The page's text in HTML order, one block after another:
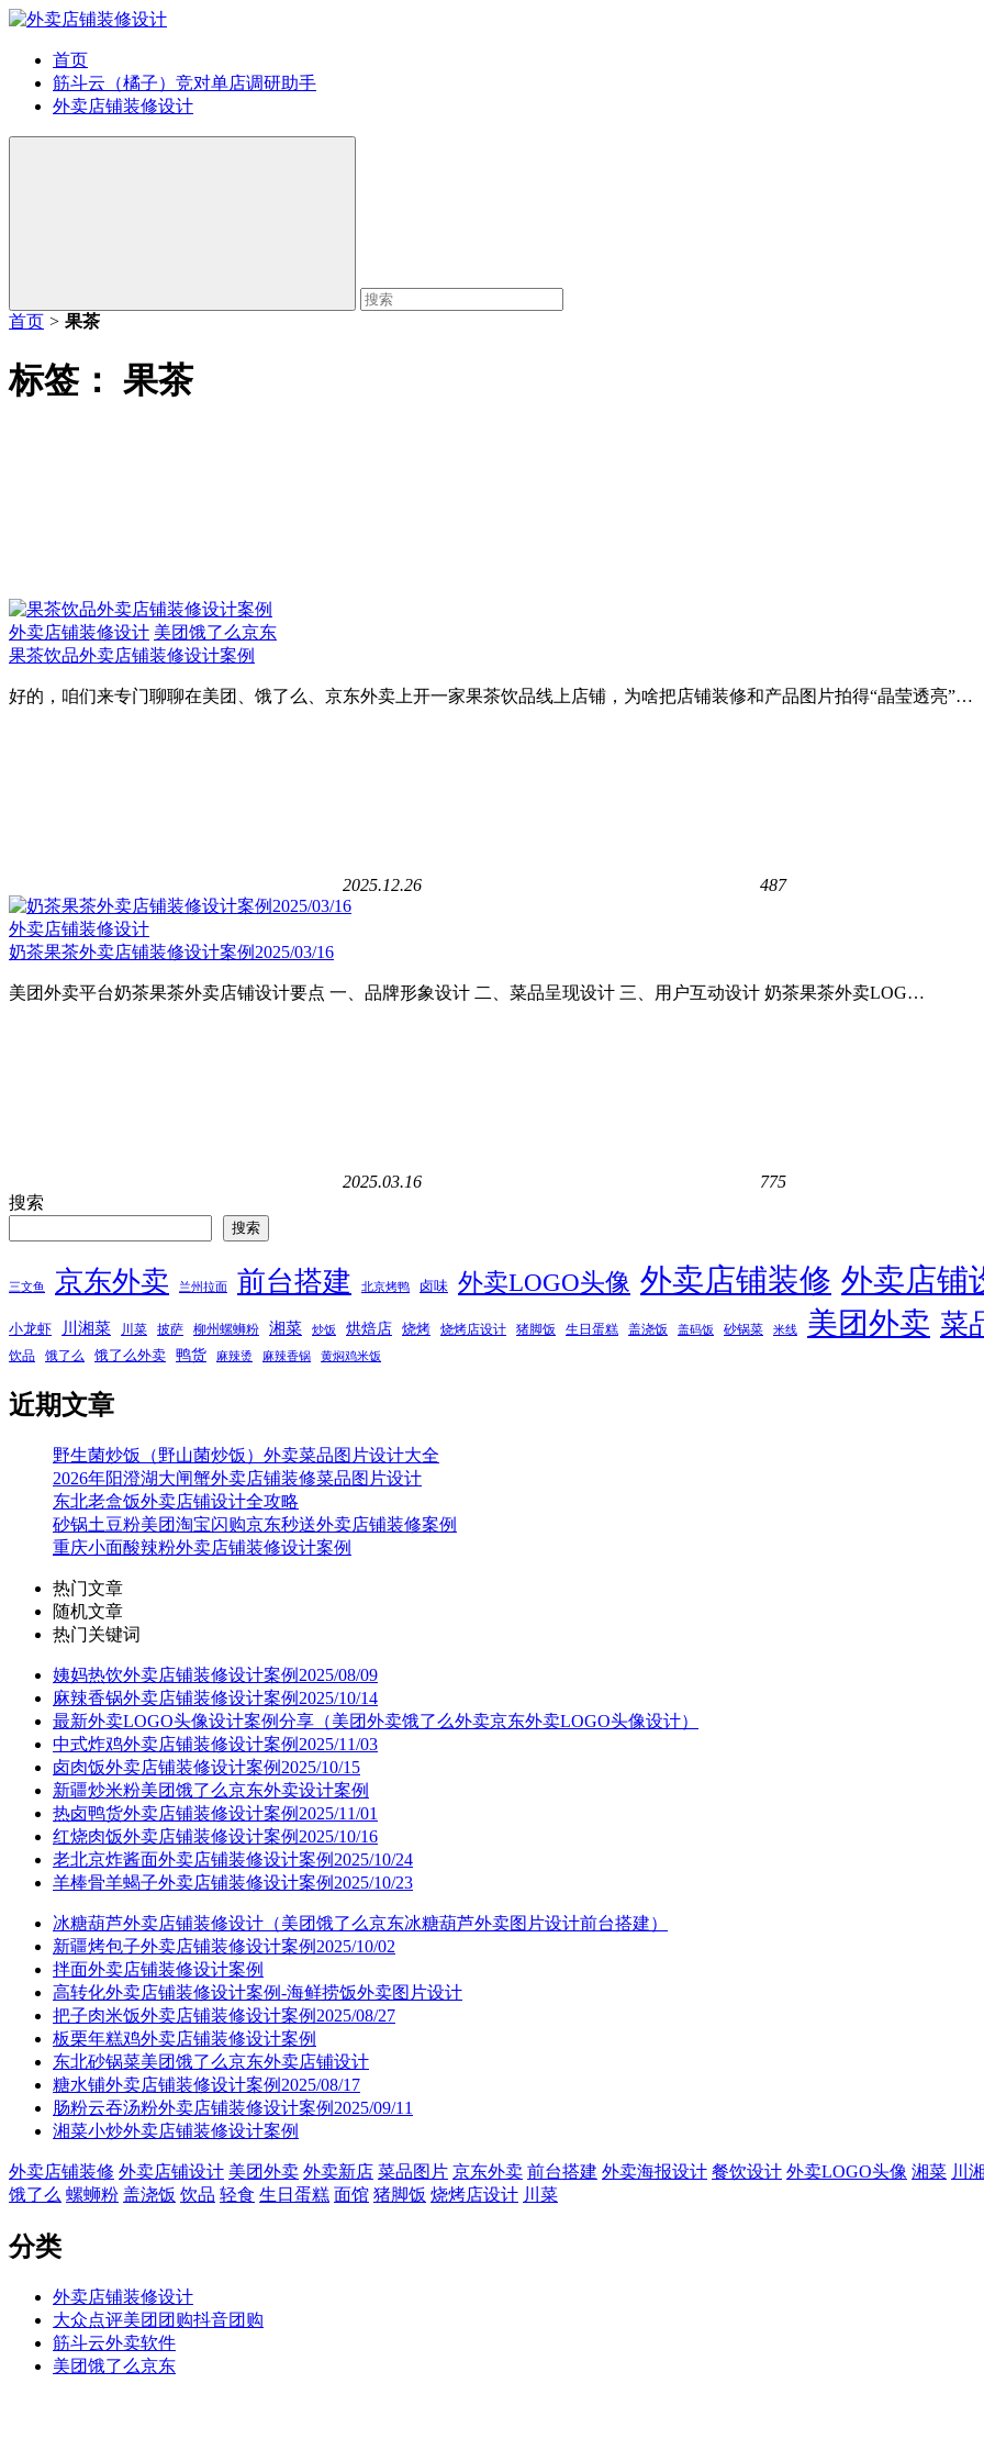
首页
筋斗云（橘子）竞对单店调研助手
外卖店铺装修设计
首页 > 果茶
标签： 果茶
外卖店铺装修设计 美团饿了么京东
果茶饮品外卖店铺装修设计案例
好的，咱们来专门聊聊在美团、饿了么、京东外卖上开一家果茶饮品线上店铺，为啥把店铺装修和产品图片拍得“晶莹透亮”…
2025.12.26 487
外卖店铺装修设计
奶茶果茶外卖店铺装修设计案例2025/03/16
美团外卖平台奶茶果茶外卖店铺设计要点 一、品牌形象设计 二、菜品呈现设计 三、用户互动设计 奶茶果茶外卖LOG…
2025.03.16
775
搜索
搜索
三文鱼 京东外卖 兰州拉面 前台搭建 北京烤鸭 卤味 外卖LOGO头像 外卖店铺装修 外卖店铺
小龙虾 川湘菜 川菜 披萨 柳州螺蛳粉 湘菜 炒饭 烘焙店 烧烤 烧烤店设计 猪脚饭 生日蛋糕 盖浇饭 盖码饭 砂锅菜 米线 美团外卖 菜
饮品 饿了么 饿了么外卖 鸭货 麻辣烫 麻辣香锅 黄焖鸡米饭
近期文章
野生菌炒饭（野山菌炒饭）外卖菜品图片设计大全
2026年阳澄湖大闸蟹外卖店铺装修菜品图片设计
东北老盒饭外卖店铺设计全攻略
砂锅土豆粉美团淘宝闪购京东秒送外卖店铺装修案例
重庆小面酸辣粉外卖店铺装修设计案例
热门文章
随机文章
热门关键词
姨妈热饮外卖店铺装修设计案例2025/08/09
麻辣香锅外卖店铺装修设计案例2025/10/14
最新外卖LOGO头像设计案例分享（美团外卖饿了么外卖京东外卖LOGO头像设计）
中式炸鸡外卖店铺装修设计案例2025/11/03
卤肉饭外卖店铺装修设计案例2025/10/15
新疆炒米粉美团饿了么京东外卖设计案例
热卤鸭货外卖店铺装修设计案例2025/11/01
红烧肉饭外卖店铺装修设计案例2025/10/16
老北京炸酱面外卖店铺装修设计案例2025/10/24
羊棒骨羊蝎子外卖店铺装修设计案例2025/10/23
冰糖葫芦外卖店铺装修设计（美团饿了么京东冰糖葫芦外卖图片设计前台搭建）
新疆烤包子外卖店铺装修设计案例2025/10/02
拌面外卖店铺装修设计案例
高转化外卖店铺装修设计案例-海鲜捞饭外卖图片设计
把子肉米饭外卖店铺装修设计案例2025/08/27
板栗年糕鸡外卖店铺装修设计案例
东北砂锅菜美团饿了么京东外卖店铺设计
糖水铺外卖店铺装修设计案例2025/08/17
肠粉云吞汤粉外卖店铺装修设计案例2025/09/11
湘菜小炒外卖店铺装修设计案例
外卖店铺装修 外卖店铺设计 美团外卖 外卖新店 菜品图片 京东外卖 前台搭建 外卖海报设计 餐饮设计 外卖LOGO头像 湘菜 川
饿了么 螺蛳粉 盖浇饭 饮品 轻食 生日蛋糕 面馆 猪脚饭 烧烤店设计 川菜
分类
外卖店铺装修设计
大众点评美团团购抖音团购
筋斗云外卖软件
美团饿了么京东